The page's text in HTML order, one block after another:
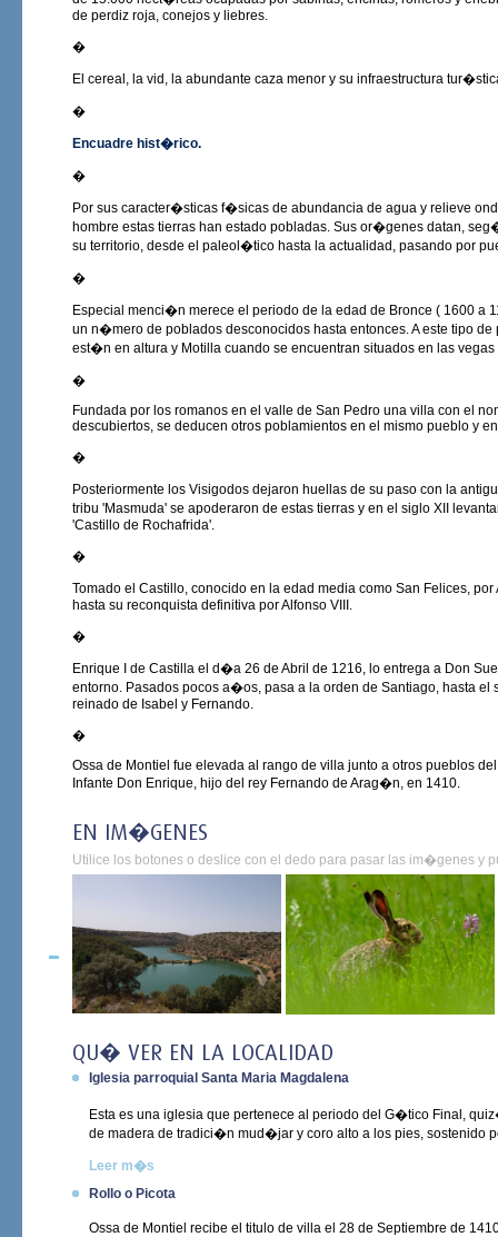
de perdiz roja, conejos y liebres.
�
El cereal, la vid, la abundante caza menor y su infraestructura
�
Encuadre hist�rico.
�
Por sus caracter�sticas f�sicas de abundancia de agua y relieve
hombre estas tierras han estado pobladas. Sus or�genes datan,
su territorio, desde el paleol�tico hasta la actualidad, pasando por
�
Especial menci�n merece el periodo de la edad de Bronce ( 1600 a
un n�mero de poblados desconocidos hasta entonces. A este tipo
est�n en altura y Motilla cuando se encuentran situados en las
�
Fundada por los romanos en el valle de San Pedro una villa con el
descubiertos, se deducen otros poblamientos en el mismo pueblo y
�
Posteriormente los Visigodos dejaron huellas de su paso con la
tribu 'Masmuda' se apoderaron de estas tierras y en el siglo XII
'Castillo de Rochafrida'.
�
Tomado el Castillo, conocido en la edad media como San Felices,
hasta su reconquista definitiva por Alfonso VIII.
�
Enrique I de Castilla el d�a 26 de Abril de 1216, lo entrega a Don
entorno. Pasados pocos a�os, pasa a la orden de Santiago, hasta
reinado de Isabel y Fernando.
�
Ossa de Montiel fue elevada al rango de villa junto a otros pueblos
Infante Don Enrique, hijo del rey Fernando de Arag�n, en 1410.
EN IM�GENES
Utilice los botones o deslice con el dedo para pasar las im�genes y
QU� VER EN LA LOCALIDAD
Iglesia parroquial Santa Maria Magdalena
Esta es una iglesia que pertenece al periodo del G�tico Final,
de madera de tradici�n mud�jar y coro alto a los pies, sostenido
Leer m�s
Rollo o Picota
Ossa de Montiel recibe el titulo de villa el 28 de Septiembre de